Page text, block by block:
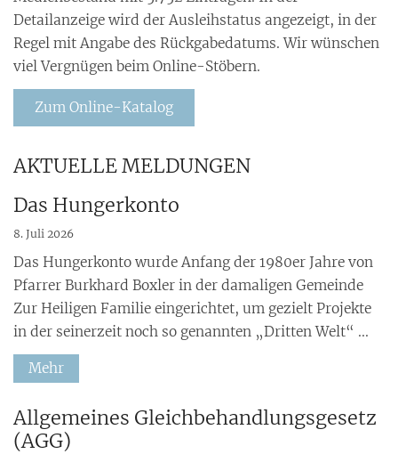
Detailanzeige wird der Ausleihstatus angezeigt, in der
Regel mit Angabe des Rückgabedatums. Wir wünschen
viel Vergnügen beim Online-Stöbern.
Zum Online-Katalog
AKTUELLE MELDUNGEN
Das Hungerkonto
8. Juli 2026
Das Hungerkonto wurde Anfang der 1980er Jahre von
Pfarrer Burkhard Boxler in der damaligen Gemeinde
Zur Heiligen Familie eingerichtet, um gezielt Projekte
in der seinerzeit noch so genannten „Dritten Welt“ ...
Mehr
Allgemeines Gleichbehandlungsgesetz
(AGG)